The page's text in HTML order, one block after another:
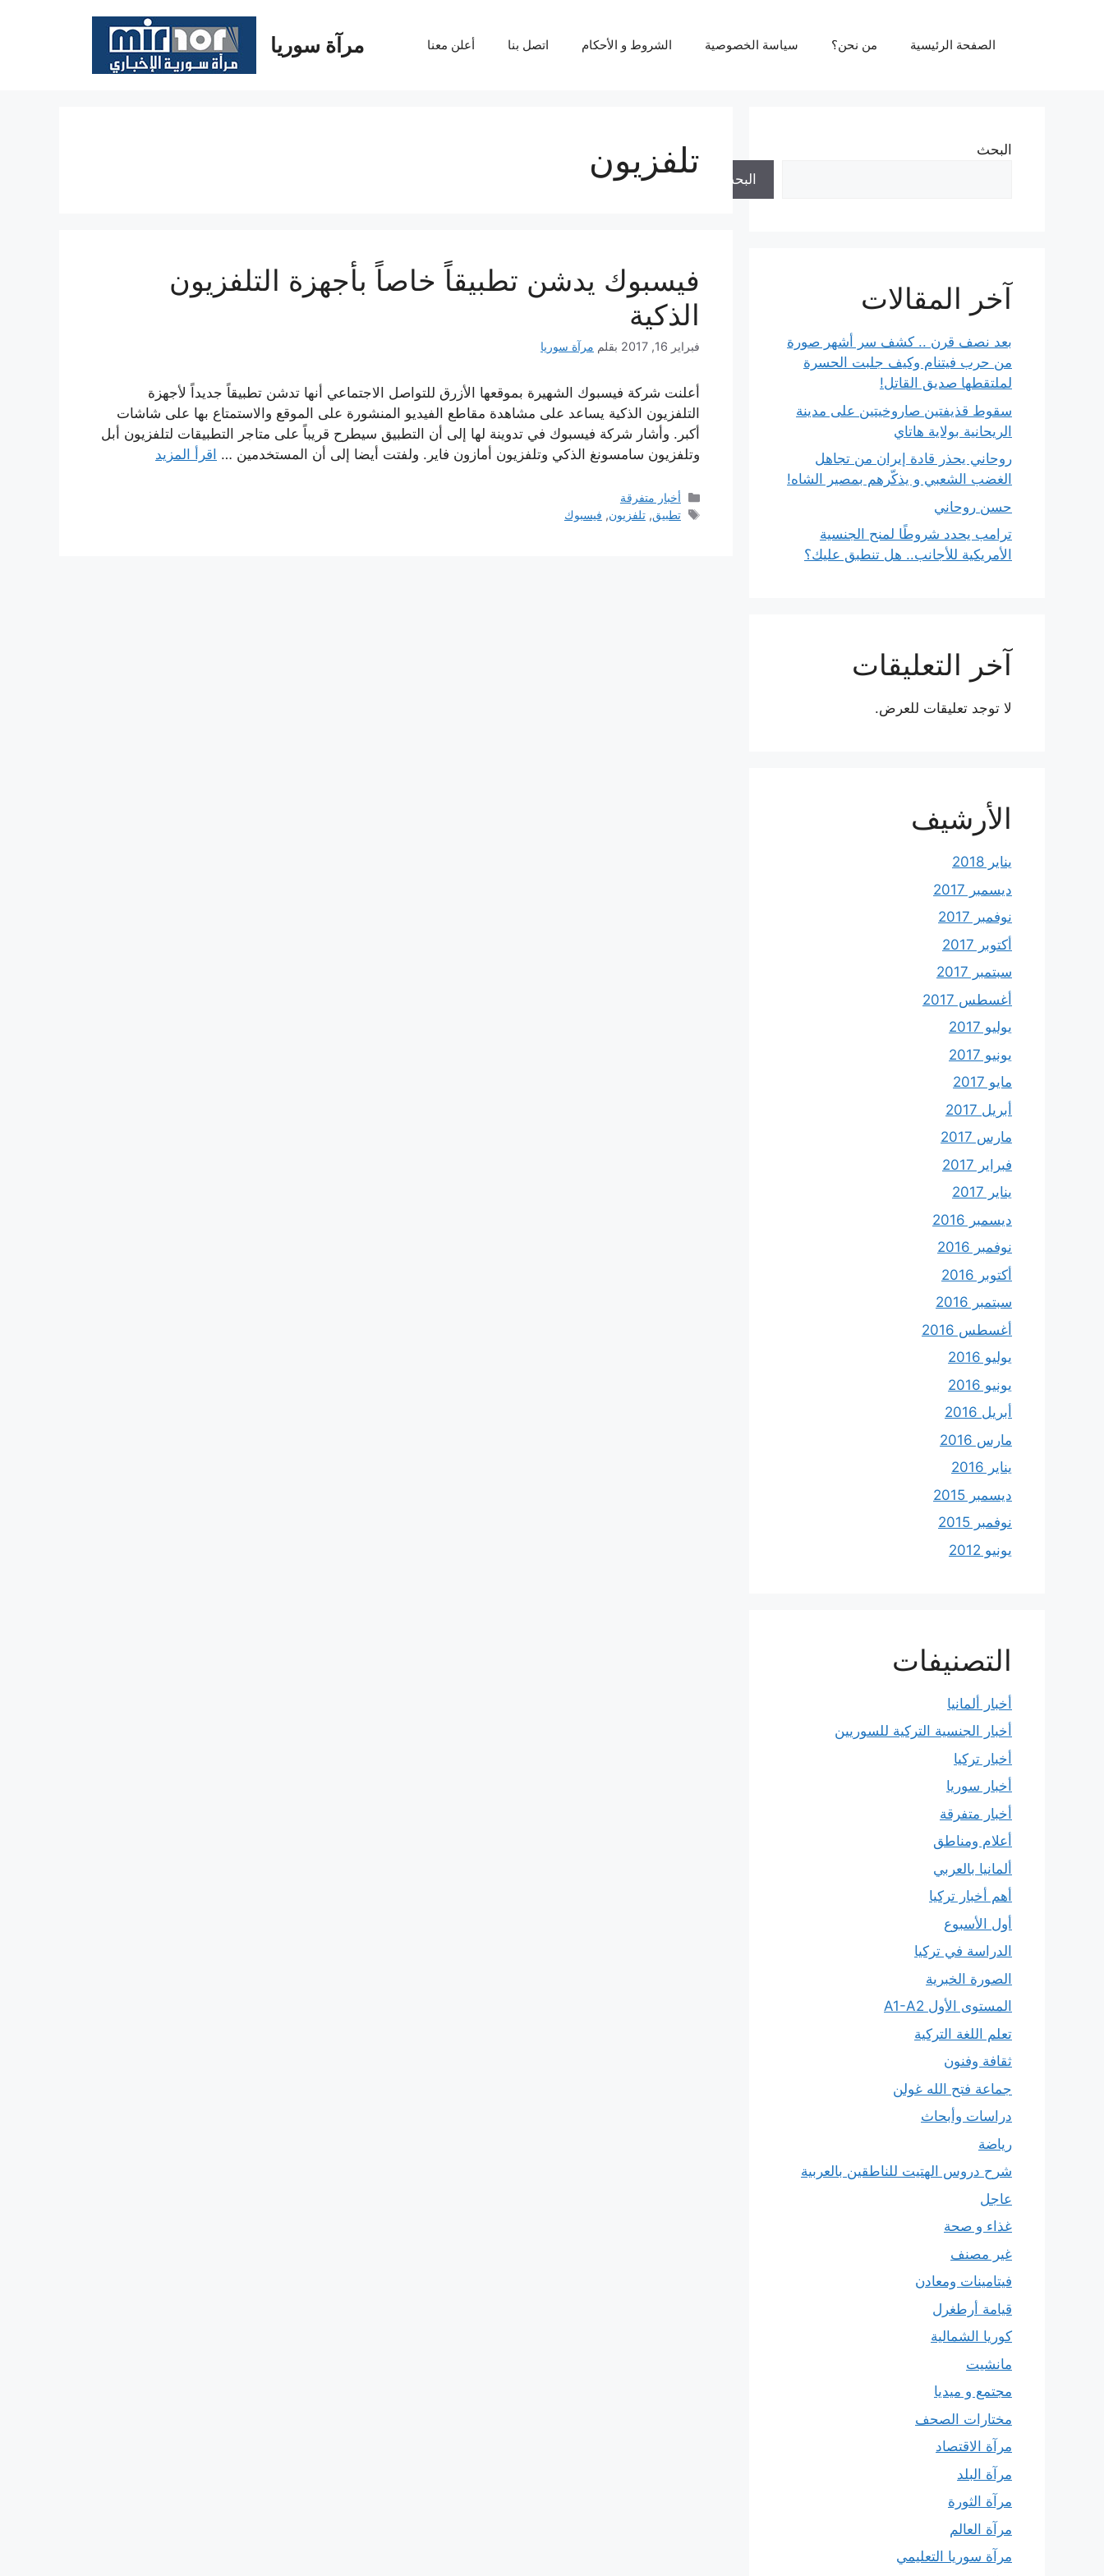
مرآة سوريا الصفحة الرئيسية من نحن؟ سياسة الخصوصية الشروط و الأحكام اتصل بنا أعلن معنا
تلفزيون
فيسبوك يدشن تطبيقاً خاصاً بأجهزة التلفزيون
الذكية
فبراير 16, 2017 بقلم مرآة سوريا
أعلنت شركة فيسبوك الشهيرة بموقعها الأزرق للتواصل الاجتماعي أنها تدشن تطبيقاً جديداً لأجهزة
التلفزيون الذكية يساعد على مشاهدة مقاطع الفيديو المنشورة على الموقع والاستمتاع بها على شاشات
أكبر. وأشار شركة فيسبوك في تدوينة لها إلى أن التطبيق سيطرح قريباً على متاجر التطبيقات لتلفزيون أبل
وتلفزيون سامسونغ الذكي وتلفزيون أمازون فاير. ولفتت أيضا إلى أن المستخدمين … اقرأ المزيد
التصنيفات
أخبار متفرقة
الوسوم
تطبيق,تلفزيون, فيسبوك
البحث
البحث
آخر المقالات
بعد نصف قرن .. كشف سر أشهر صورة
من حرب فيتنام وكيف جلبت الحسرة
لملتقطها صديق القاتل!
سقوط قذيفتين صاروخيتين على مدينة
الريحانية بولاية هاتاي
روحاني يحذر قادة إيران من تجاهل
الغضب الشعبي و يذكّرهم بمصير الشاه!
حسن روحاني
ترامب يحدد شروطًا لمنح الجنسية
الأمريكية للأجانب.. هل تنطبق عليك؟
آخر التعليقات
لا توجد تعليقات للعرض.
الأرشيف
يناير 2018
ديسمبر 2017
نوفمبر 2017
أكتوبر 2017
سبتمبر 2017
أغسطس 2017
يوليو 2017
يونيو 2017
مايو 2017
أبريل 2017
مارس 2017
فبراير 2017
يناير 2017
ديسمبر 2016
نوفمبر 2016
أكتوبر 2016
سبتمبر 2016
أغسطس 2016
يوليو 2016
يونيو 2016
أبريل 2016
مارس 2016
يناير 2016
ديسمبر 2015
نوفمبر 2015
يونيو 2012
التصنيفات
أخبار ألمانيا
أخبار الجنسية التركية للسوريين
أخبار تركيا
أخبار سوريا
أخبار متفرقة
أعلام ومناطق
ألمانيا بالعربي
أهم أخبار تركيا
أول الأسبوع
الدراسة في تركيا
الصورة الخبرية
المستوى الأول A1-A2
تعلم اللغة التركية
ثقافة وفنون
جماعة فتح الله غولن
دراسات وأبحاث
رياضة
شرح دروس الهتيت للناطقين بالعربية
عاجل
غذاء و صحة
غير مصنف
فيتامينات ومعادن
قيامة أرطغرل
كوريا الشمالية
مانشيت
مجتمع و ميديا
مختارات الصحف
مرآة الاقتصاد
مرآة البلد
مرآة الثورة
مرآة العالم
مرآة سوريا التعليمي